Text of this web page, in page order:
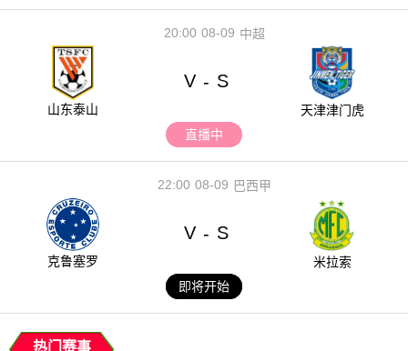
08-09
20:00 中超
山东泰山
V - S
天津津门虎
直播中
08-09
22:00 巴西甲
克鲁塞罗
V - S
米拉索
即将开始
热门赛事